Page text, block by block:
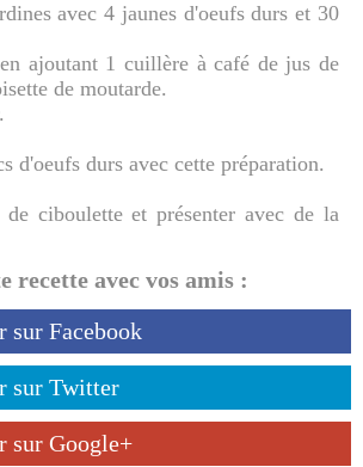
avec 4 jaunes d'oeufs durs et 30
ajoutant 1 cuillère à café de jus de
de moutarde.
d'oeufs durs avec cette préparation.
ciboulette et présenter avec de la
recette avec vos amis :
sur Facebook
sur Twitter
sur Google+